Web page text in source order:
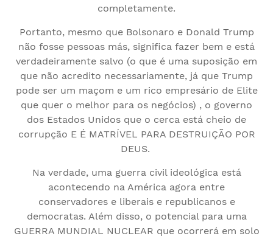
completamente.
Portanto, mesmo que Bolsonaro e Donald Trump
não fosse pessoas más, significa fazer bem e está
verdadeiramente salvo (o que é uma suposição em
que não acredito necessariamente, já que Trump
pode ser um maçom e um rico empresário de Elite
que quer o melhor para os negócios) , o governo
dos Estados Unidos que o cerca está cheio de
corrupção E É MATRÍVEL PARA DESTRUIÇÃO POR
DEUS.
Na verdade, uma guerra civil ideológica está
acontecendo na América agora entre
conservadores e liberais e republicanos e
democratas. Além disso, o potencial para uma
GUERRA MUNDIAL NUCLEAR que ocorrerá em solo